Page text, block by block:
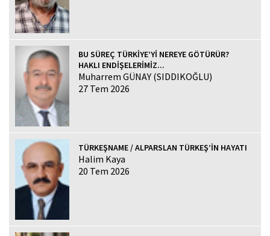
BU SÜREÇ TÜRKİYE’Yİ NEREYE GÖTÜRÜR?
HAKLI ENDİŞELERİMİZ...
Muharrem GÜNAY (SIDDIKOĞLU)
27 Tem 2026
TÜRKEŞNAME / ALPARSLAN TÜRKEŞ’İN HAYATI
Halim Kaya
20 Tem 2026